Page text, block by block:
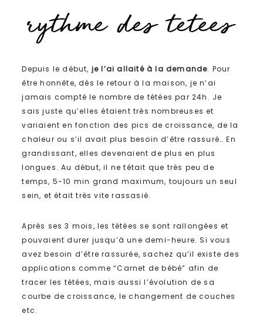
Depuis le début, je l’ai allaité à la demande. Pour
être honnête, dès le retour à la maison, je n’ai
jamais compté le nombre de tétées par 24h. Je
sais juste qu’elles étaient très nombreuses et
variaient en fonction des pics de croissance, de la
chaleur ou s’il avait plus besoin d’être rassuré… En
grandissant, elles devenaient de plus en plus
longues. Au début, il ne tétait que très peu de
temps, 5-10 min grand maximum, toujours un seul
sein, et était très vite rassasié.
Après ses 3 mois, les tétées se sont rallongées et
pouvaient durer jusqu’à une demi-heure. Si vous
avez besoin d’être rassurée, sachez qu’il existe des
applications comme “Carnet de bébé” afin de
tracer les tétées, mais aussi l’évolution de sa
courbe de croissance, le changement de couches
etc.